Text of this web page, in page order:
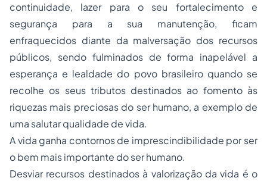
continuidade, lazer para o seu fortalecimento e
segurança para a sua manutenção, ficam
enfraquecidos diante da malversação dos recursos
públicos, sendo fulminados de forma inapelável a
esperança e lealdade do povo brasileiro quando se
recolhe os seus tributos destinados ao fomento às
riquezas mais preciosas do ser humano, a exemplo de
uma salutar qualidade de vida.
A vida ganha contornos de imprescindibilidade por ser
o bem mais importante do ser humano.
Desviar recursos destinados à valorização da vida é o